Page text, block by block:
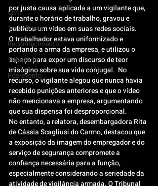
Civil
Trabalhista
Reconhecimento
Tributário
Pós-evento
por justa causa aplicada a um vigilante que,
durante o horário de trabalho, gravou e
publicou um vídeo em suas redes sociais.
O trabalhador estava uniformizado e
portando a arma da empresa, e utilizou o
espaço para expor um discurso de teor
misógino sobre sua vida conjugal.  No
recurso, o vigilante alegou que nunca havia
recebido punições anteriores e que o vídeo
não mencionava a empresa, argumentando
que sua dispensa foi desproporcional.
No entanto, a relatora, desembargadora Rita
de Cássia Scagliusi do Carmo, destacou que
a exposição da imagem do empregador e do
serviço de segurança compromete a
confiança necessária para a função,
especialmente considerando a seriedade da
atividade de vigilância armada. O Tribunal